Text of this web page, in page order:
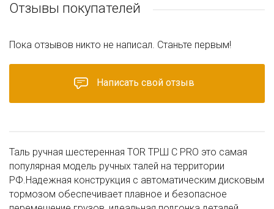
Отзывы покупателей
Написать свой отзыв
Пока отзывов никто не написал. Станьте первым!
Таль ручная шестеренная TOR ТРШ С PRO это самая
популярная модель ручных талей на территории
РФ.Надежная конструкция с автоматическим дисковым
тормозом обеспечивает плавное и безопасное